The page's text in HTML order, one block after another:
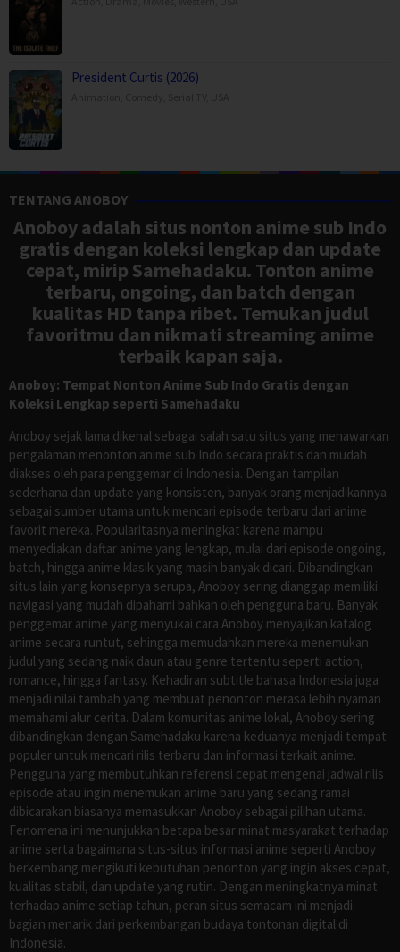
President Curtis (2026)
TENTANG ANOBOY
Anoboy adalah situs nonton anime sub Indo
gratis dengan koleksi lengkap dan update
cepat, mirip Samehadaku. Tonton anime
terbaru, ongoing, dan batch dengan
kualitas HD tanpa ribet. Temukan judul
favoritmu dan nikmati streaming anime
terbaik kapan saja.
Anoboy: Tempat Nonton Anime Sub Indo Gratis dengan
Koleksi Lengkap seperti Samehadaku
Anoboy sejak lama dikenal sebagai salah satu situs yang menawarkan
pengalaman menonton anime sub Indo secara praktis dan mudah
diakses oleh para penggemar di Indonesia. Dengan tampilan
sederhana dan update yang konsisten, banyak orang menjadikannya
sebagai sumber utama untuk mencari episode terbaru dari anime
favorit mereka. Popularitasnya meningkat karena mampu
menyediakan daftar anime yang lengkap, mulai dari episode ongoing,
batch, hingga anime klasik yang masih banyak dicari. Dibandingkan
situs lain yang konsepnya serupa, Anoboy sering dianggap memiliki
navigasi yang mudah dipahami bahkan oleh pengguna baru. Banyak
penggemar anime yang menyukai cara Anoboy menyajikan katalog
anime secara runtut, sehingga memudahkan mereka menemukan
judul yang sedang naik daun atau genre tertentu seperti action,
romance, hingga fantasy. Kehadiran subtitle bahasa Indonesia juga
menjadi nilai tambah yang membuat penonton merasa lebih nyaman
memahami alur cerita. Dalam komunitas anime lokal, Anoboy sering
dibandingkan dengan Samehadaku karena keduanya menjadi tempat
populer untuk mencari rilis terbaru dan informasi terkait anime.
Pengguna yang membutuhkan referensi cepat mengenai jadwal rilis
episode atau ingin menemukan anime baru yang sedang ramai
dibicarakan biasanya memasukkan Anoboy sebagai pilihan utama.
Fenomena ini menunjukkan betapa besar minat masyarakat terhadap
anime serta bagaimana situs-situs informasi anime seperti Anoboy
berkembang mengikuti kebutuhan penonton yang ingin akses cepat,
kualitas stabil, dan update yang rutin. Dengan meningkatnya minat
terhadap anime setiap tahun, peran situs semacam ini menjadi
bagian menarik dari perkembangan budaya tontonan digital di
Indonesia.